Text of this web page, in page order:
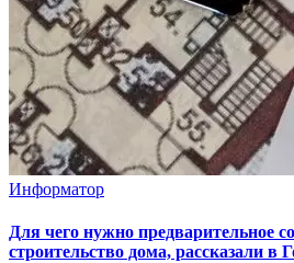
Информатор
Для чего нужно предварительное
строительство дома, рассказали в